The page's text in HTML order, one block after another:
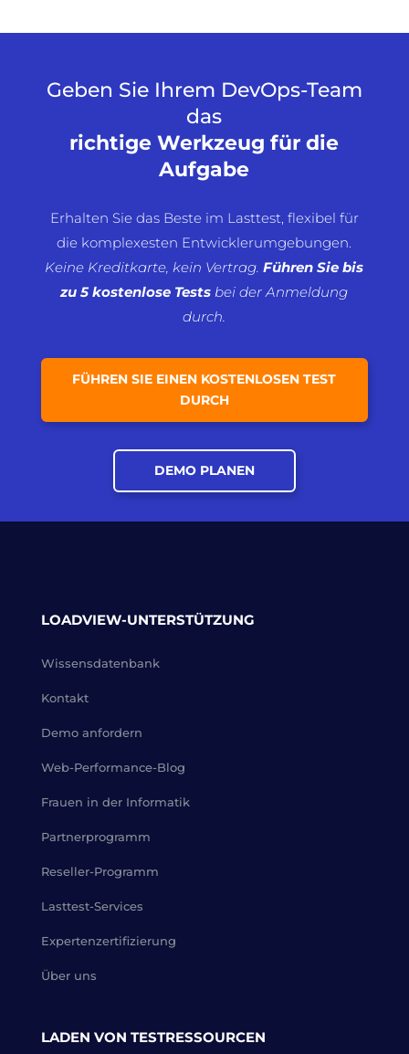
Geben Sie Ihrem DevOps-Team
das
richtige Werkzeug für die
Aufgabe
Erhalten Sie das Beste im Lasttest, flexibel für
die komplexesten Entwicklerumgebungen.
Keine Kreditkarte, kein Vertrag.Führen Sie bis
zu 5 kostenlose Tests bei der Anmeldung
durch.
FÜHREN SIE EINEN KOSTENLOSEN TEST
DURCH
DEMO PLANEN
LOADVIEW-UNTERSTÜTZUNG
Wissensdatenbank
Kontakt
Demo anfordern
Web-Performance-Blog
Frauen in der Informatik
Partnerprogramm
Reseller-Programm
Lasttest-Services
Expertenzertifizierung
Über uns
LADEN VON TESTRESSOURCEN